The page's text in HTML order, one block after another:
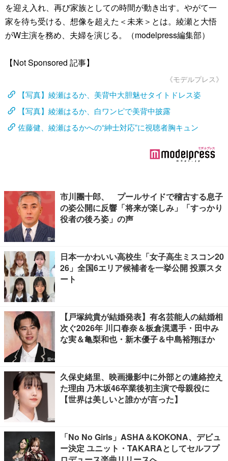
を迎え入れ、再び家族としての時間が動き出す。やがて一
家を待ち受ける、想像を超えた＜未来＞とは。綾瀬と大悟
がW主演を務め、夫婦を演じる。（modelpress編集部）
【Not Sponsored 記事】
《モデルプレス》
【写真】綾瀬はるか、美背中大胆魅せタイトドレス姿
【写真】綾瀬はるか、白ワンピで美背中披露
佐藤健、綾瀬はるかへの“紳士対応”に視聴者胸キュン
市川團十郎、 プールサイドで稽古する息子
の姿公開に反響「将来が楽しみ」「すっかり
役者の後ろ姿」の声
日本一かわいい高校生「女子高生ミスコン20
26」全国6エリア候補者を一挙公開 投票スタ
ート
【戸塚純貴が結婚発表】有名芸能人の結婚相
次ぐ2026年 川口春奈＆板倉滉選手・田中み
な実＆亀梨和也・新木優子＆中島裕翔ほか
久保史緒里、映画撮影中に外部との連絡控え
た理由 乃木坂46卒業後初主演で母親役に
【世界は美しいと誰かが言った】
「No No Girls」ASHA＆KOKONA、デビュ
ー決定 ユニット・TAKARAとしてセルフプ